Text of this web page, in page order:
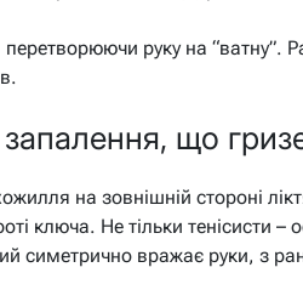
руку на “ватну”.
що
на зовнішній стороні
ключа. Не тільки тенісисти –
симетрично вражає руки, з